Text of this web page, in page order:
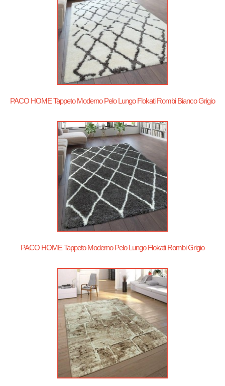
PACO HOME Tappeto Moderno Pelo Lungo Flokati Rombi Bianco Grigio
PACO HOME Tappeto Moderno Pelo Lungo Flokati Rombi Grigio